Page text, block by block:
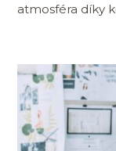
atmosféra